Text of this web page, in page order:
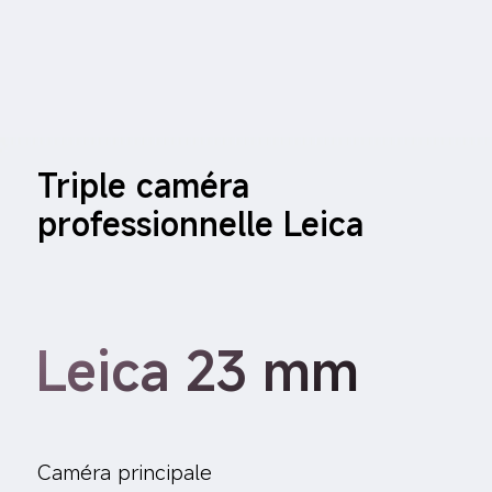
Triple caméra
professionnelle Leica
Leica 23 mm
Caméra principale